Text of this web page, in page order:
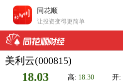
同花顺
让投资变得更简单
美利云(000815)
18.03 高: 18.30 开: